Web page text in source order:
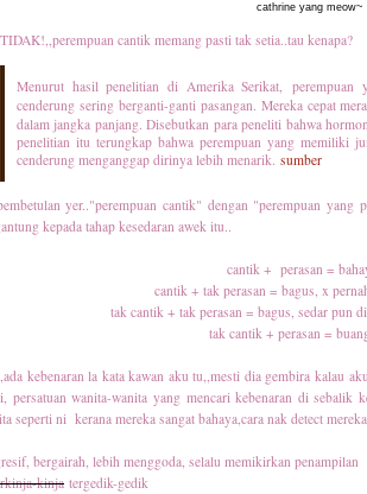
cathrine yang meow~
cantik memang pasti tak setia..tau kenapa?
Menurut hasil penelitian di Amerika Serikat, perempuan
cenderung sering berganti-ganti pasangan. Mereka cepat
dalam jangka panjang. Disebutkan para peneliti bahwa
penelitian itu terungkap bahwa perempuan yang memiliki
cenderung menganggap dirinya lebih menarik. sumber
yer.."perempuan cantik" dengan "perempuan yang
kepada tahap kesedaran awek itu..
cantik + perasan =
cantik + tak perasan = bagus, x
tak cantik + tak perasan = bagus, sedar pun
tak cantik + perasan =
kebenaran la kata kawan aku tu,,mesti dia gembira kalau
persatuan wanita-wanita yang mencari kebenaran di sebalik
seperti ni kerana mereka sangat bahaya,cara nak detect
bergairah, lebih menggoda, selalu memikirkan penampilan
kinja tergedik-gedik